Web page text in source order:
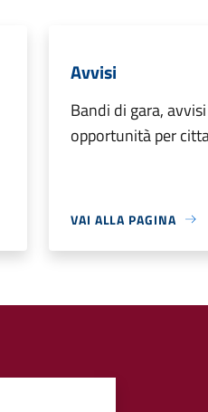
Avvisi
Bandi di gara,
opportunità per
VAI ALLA PAGINA